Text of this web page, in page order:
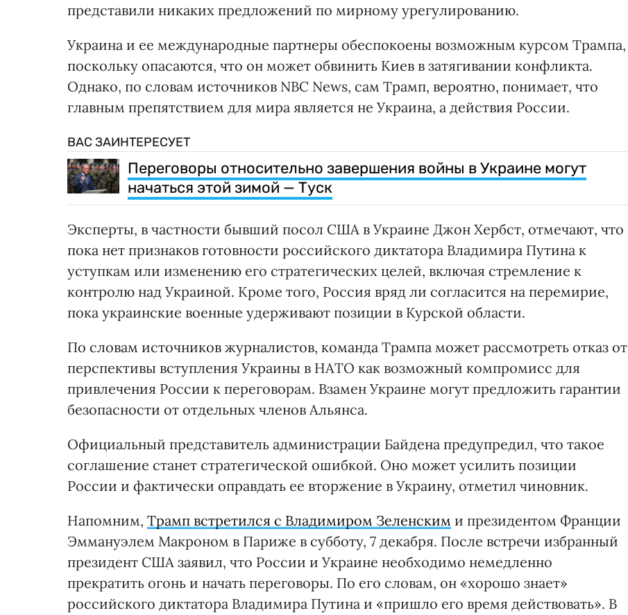
представили никаких предложений по мирному урегулированию.
Украина и ее международные партнеры обеспокоены возможным курсом Трампа,
поскольку опасаются, что он может обвинить Киев в затягивании конфликта.
Однако, по словам источников NBC News, сам Трамп, вероятно, понимает, что
главным препятствием для мира является не Украина, а действия России.
ВАС ЗАИНТЕРЕСУЕТ
Переговоры относительно завершения войны в Украине могут
начаться этой зимой — Туск
Эксперты, в частности бывший посол США в Украине Джон Хербст, отмечают, что
пока нет признаков готовности российского диктатора Владимира Путина к
уступкам или изменению его стратегических целей, включая стремление к
контролю над Украиной. Кроме того, Россия вряд ли согласится на перемирие,
пока украинские военные удерживают позиции в Курской области.
По словам источников журналистов, команда Трампа может рассмотреть отказ от
перспективы вступления Украины в НАТО как возможный компромисс для
привлечения России к переговорам. Взамен Украине могут предложить гарантии
безопасности от отдельных членов Альянса.
Официальный представитель администрации Байдена предупредил, что такое
соглашение станет стратегической ошибкой. Оно может усилить позиции
России и фактически оправдать ее вторжение в Украину, отметил чиновник.
Напомним, Трамп встретился с Владимиром Зеленским и президентом Франции
Эммануэлем Макроном в Париже в субботу, 7 декабря. После встречи избранный
президент США заявил, что России и Украине необходимо немедленно
прекратить огонь и начать переговоры. По его словам, он «хорошо знает»
российского диктатора Владимира Путина и «пришло его время действовать». В